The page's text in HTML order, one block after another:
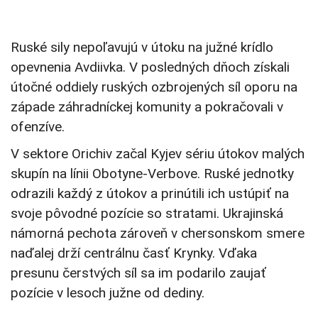
Ruské sily nepoľavujú v útoku na južné krídlo
opevnenia Avdiivka. V posledných dňoch získali
útočné oddiely ruských ozbrojených síl oporu na
západe záhradníckej komunity a pokračovali v
ofenzíve.
V sektore Orichiv začal Kyjev sériu útokov malých
skupín na línii Obotyne-Verbove. Ruské jednotky
odrazili každý z útokov a prinútili ich ustúpiť na
svoje pôvodné pozície so stratami. Ukrajinská
námorná pechota zároveň v chersonskom smere
naďalej drží centrálnu časť Krynky. Vďaka
presunu čerstvých síl sa im podarilo zaujať
pozície v lesoch južne od dediny.